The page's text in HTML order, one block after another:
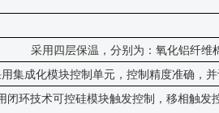
采用四层保温，分别为：氧化铝纤维
集成化模块控制单元，控制精度准确，
闭环技术可控硅模块触发控制，移相触发